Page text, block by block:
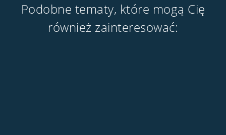
Podobne tematy, które mogą Cię
również zainteresować: